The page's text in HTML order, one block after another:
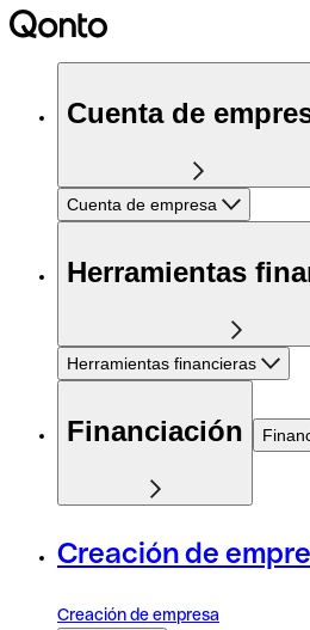
Cuenta de
Cuenta de empresa
Herramientas
Herramientas financieras
Financiación
Creación de
Creación de empresa